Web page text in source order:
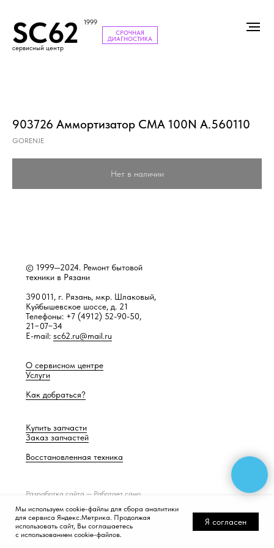
SC62 1999
сервисный центр
СРОЧНАЯ
ДИАГНОСТИКА
903726 Аммортизатор СМА 100N А.560110
GORENJE
Нет в наличии
Разработка сайта — Работает само
© 1999—2024. Ремонт бытовой
техники в Рязани
390 011, г. Рязань, мкр. Шлаковый,
Куйбышевское шоссе, д. 21
Телефоны: +7 (4912) 52-90-50,
21−07−34
E-mail: sc62.ru@mail.ru
О сервисном центре
Услуги
Как добраться?
Купить запчасти
Заказ запчастей
Восстановленная техника
Мы используем cookie-файлы для сбора аналитики
для сервиса Яндекс.Метрика. Продолжая
использовать сайт, Вы соглашаетесь
с использованием cookie-файлов.
Я согласен